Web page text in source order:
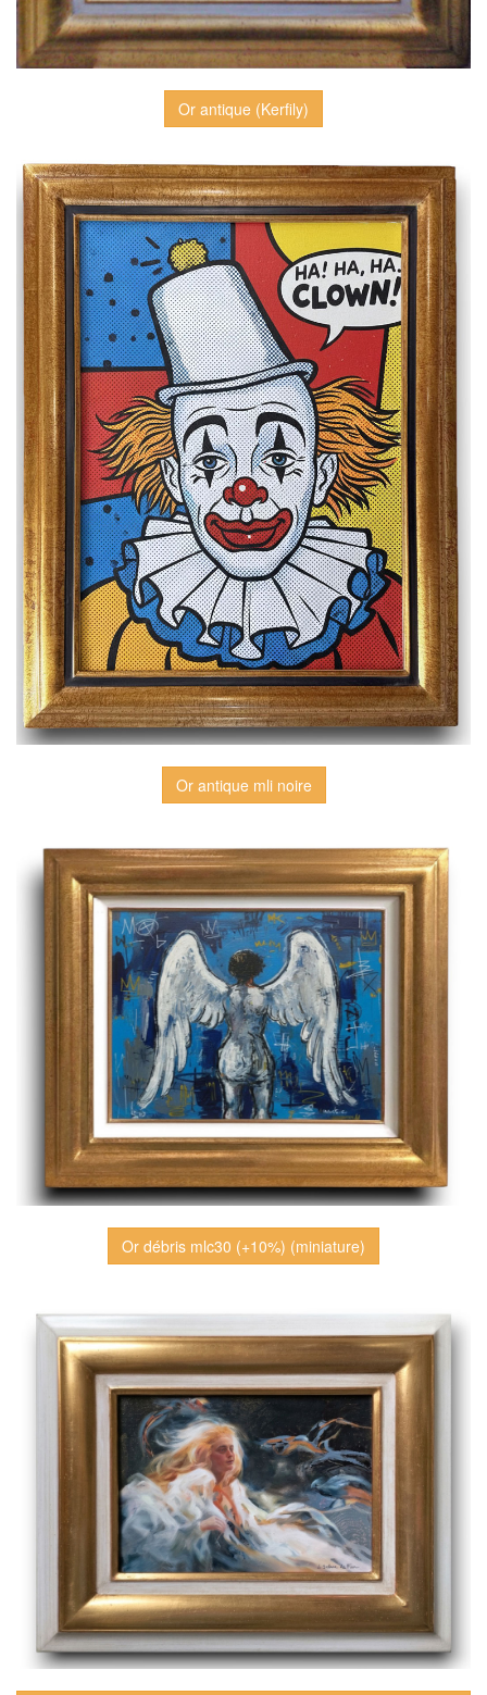
Or antique (Kerfily)
Or antique mli noire
Or débris mlc30 (+10%) (miniature)